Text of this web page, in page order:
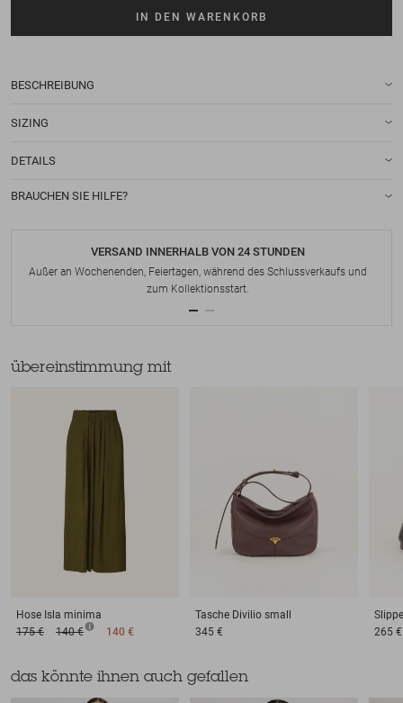
IN DEN WARENKORB
BESCHREIBUNG
SIZING
DETAILS
BRAUCHEN SIE HILFE?
VERSAND INNERHALB VON 24 STUNDEN
Außer an Wochenenden, Feiertagen, während des Schlussverkaufs und
zum Kollektionsstart.
übereinstimmung mit
Hose Isla minima
175 €
140 € 140 €
Tasche Divilio small
345 €
265 €
das könnte ihnen auch gefallen